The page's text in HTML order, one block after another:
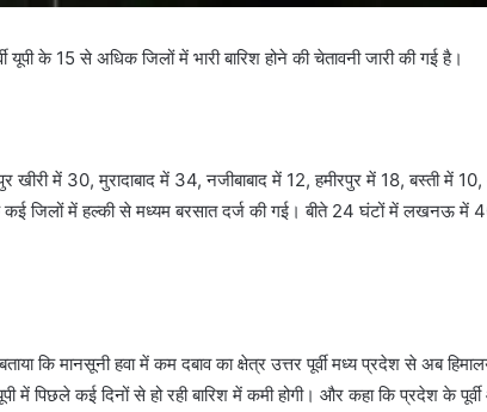
के 15 से अधिक जिलों में भारी बारिश होने की चेतावनी जारी की गई है।
खीरी में 30, मुरादाबाद में 34, नजीबाबाद में 12, हमीरपुर में 18, बस्ती में
जिलों में हल्की से मध्यम बरसात दर्ज की गई। बीते 24 घंटों में लखनऊ में 40
कि मानसूनी हवा में कम दबाव का क्षेत्र उत्तर पूर्वी मध्य प्रदेश से अब
पिछले कई दिनों से हो रही बारिश में कमी होगी। और कहा कि प्रदेश के